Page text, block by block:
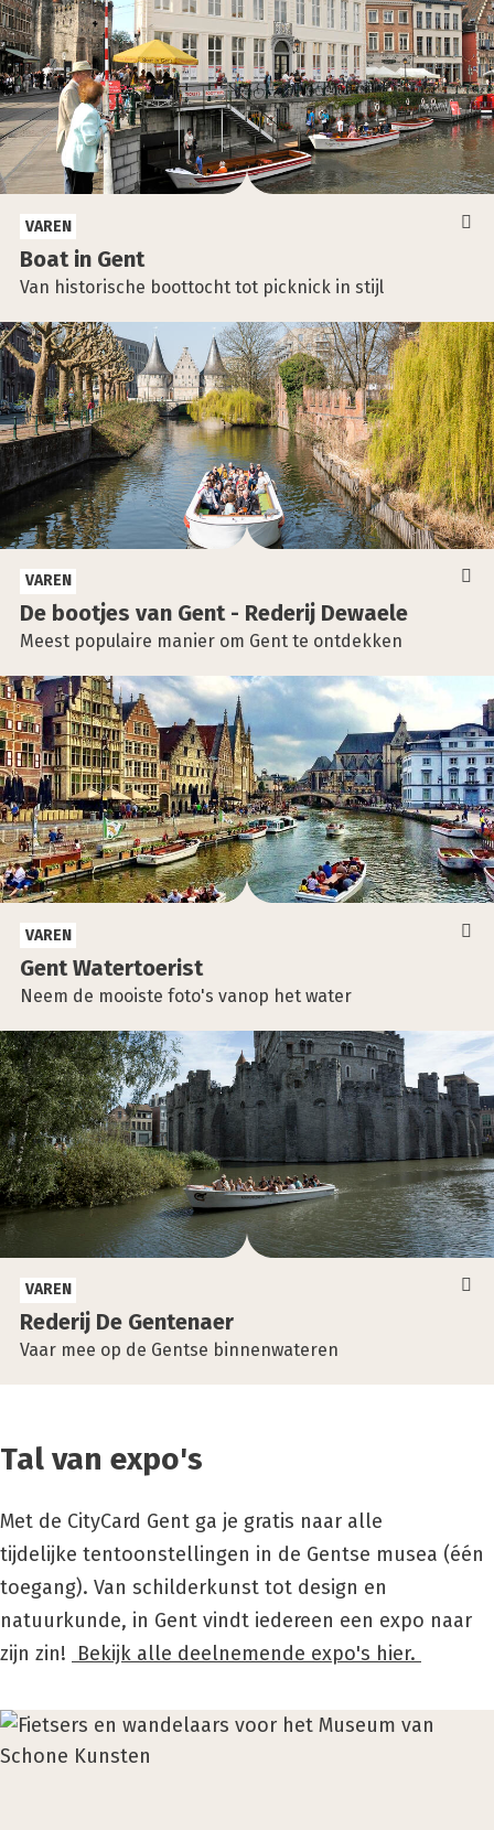
Boat in Gent
Van historische boottocht tot picknick in stijl
VAREN
De boot­jes van Gent - Rede­rij Dewae­le
Meest populaire manier om Gent te ontdekken
VAREN
Gent Water­toe­rist
Neem de mooiste foto's vanop het water
VAREN
Rede­rij De Gen­te­naer
Vaar mee op de Gentse binnenwateren
VAREN
Tal van expo's
Met de CityCard Gent ga je gratis naar alle
tijdelijke tentoonstellingen in de Gentse musea (één
toegang). Van schilderkunst tot design en
natuurkunde, in Gent vindt iedereen een expo naar
zijn zin! Bekijk alle deelnemende expo's hier.